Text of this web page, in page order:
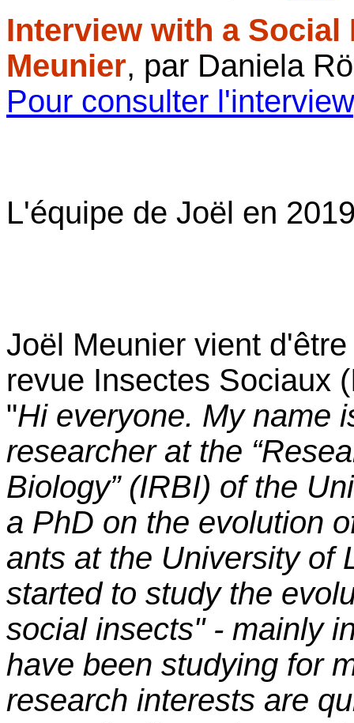
Interview with a
Meunier, par Daniela
Pour consulter l'interview
L'équipe de Joël en
Joël Meunier vient
revue Insectes Sociaux
"Hi everyone. My name
researcher at the
Biology” (IRBI) of the
a PhD on the evolution
ants at the University of
started to study the
social insects" - mainly
have been studying for
research interests are